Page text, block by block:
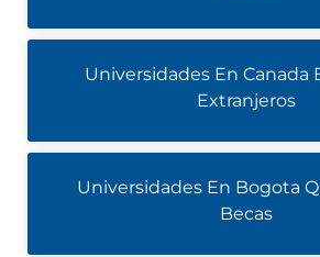
Universidades En Canada
Extranjeros
Universidades En Bogota
Becas